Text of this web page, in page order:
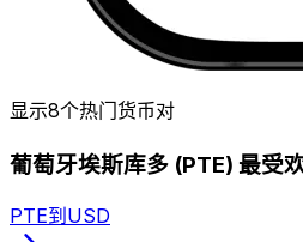
显示8个热门货币对
葡萄牙埃斯库多 (PTE) 最受
PTE到USD